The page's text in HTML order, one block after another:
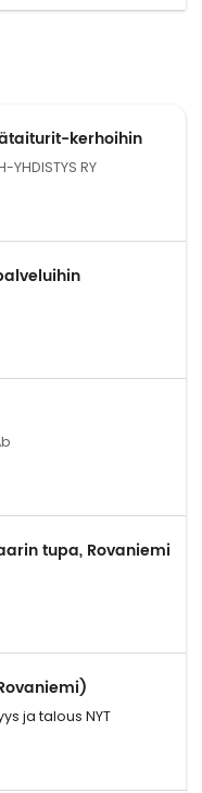
kerhoihin
YHDISTYS RY
tupa, Rovaniemi
ja talous NYT